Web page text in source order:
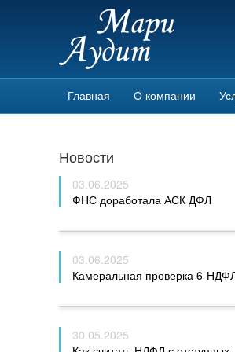
Главная О компании
Новости
03.06.2025
ФНС доработала АСК ДФЛ
03.06.2025
Камеральная проверка
30.05.2025